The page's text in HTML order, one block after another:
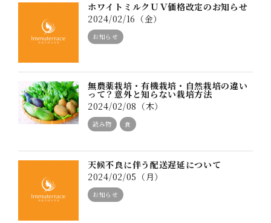
ホワイトミルクＵＶ価格改定のお知らせ
2024/02/16（金）
お知らせ
無農薬栽培・有機栽培・自然栽培の違い
って？意外と知らない栽培方法
2024/02/08（木）
読み物 食
天候不良に伴う配送遅延について
2024/02/05（月）
お知らせ